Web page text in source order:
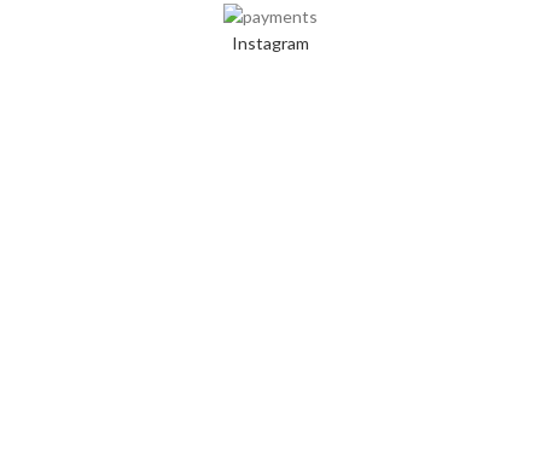
Instagram